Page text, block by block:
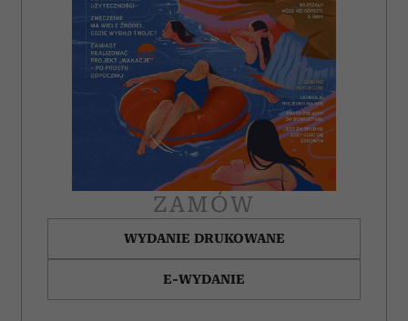
społecznościowym, reklamowym i analitycznym.
Partnerzy mogą połączyć te informacje z innymi danymi
otrzymanymi od Ciebie lub uzyskanymi podczas
korzystania z ich usług.
ZAMÓW
WYDANIE DRUKOWANE
E-WYDANIE